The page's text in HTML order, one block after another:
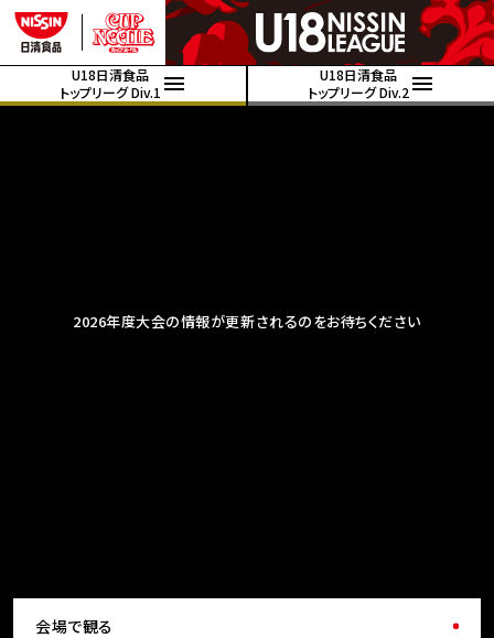
U18日清食品
トップリーグ Div.1
U18日清食品
トップリーグ Div.2
2026年度大会の情報が更新されるのをお待ちください
会場で観る